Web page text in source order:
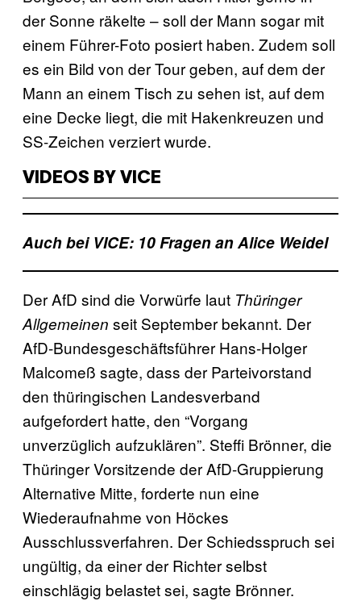
der Sonne räkelte – soll der Mann sogar mit
einem Führer-Foto posiert haben. Zudem soll
es ein Bild von der Tour geben, auf dem der
Mann an einem Tisch zu sehen ist, auf dem
eine Decke liegt, die mit Hakenkreuzen und
SS-Zeichen verziert wurde.
VIDEOS BY VICE
Auch bei VICE: 10 Fragen an Alice Weidel
Der AfD sind die Vorwürfe laut Thüringer
Allgemeinen seit September bekannt. Der
AfD-Bundesgeschäftsführer Hans-Holger
Malcomeß sagte, dass der Parteivorstand
den thüringischen Landesverband
aufgefordert hatte, den “Vorgang
unverzüglich aufzuklären”. Steffi Brönner, die
Thüringer Vorsitzende der AfD-Gruppierung
Alternative Mitte, forderte nun eine
Wiederaufnahme von Höckes
Ausschlussverfahren. Der Schiedsspruch sei
ungültig, da einer der Richter selbst
einschlägig belastet sei, sagte Brönner.